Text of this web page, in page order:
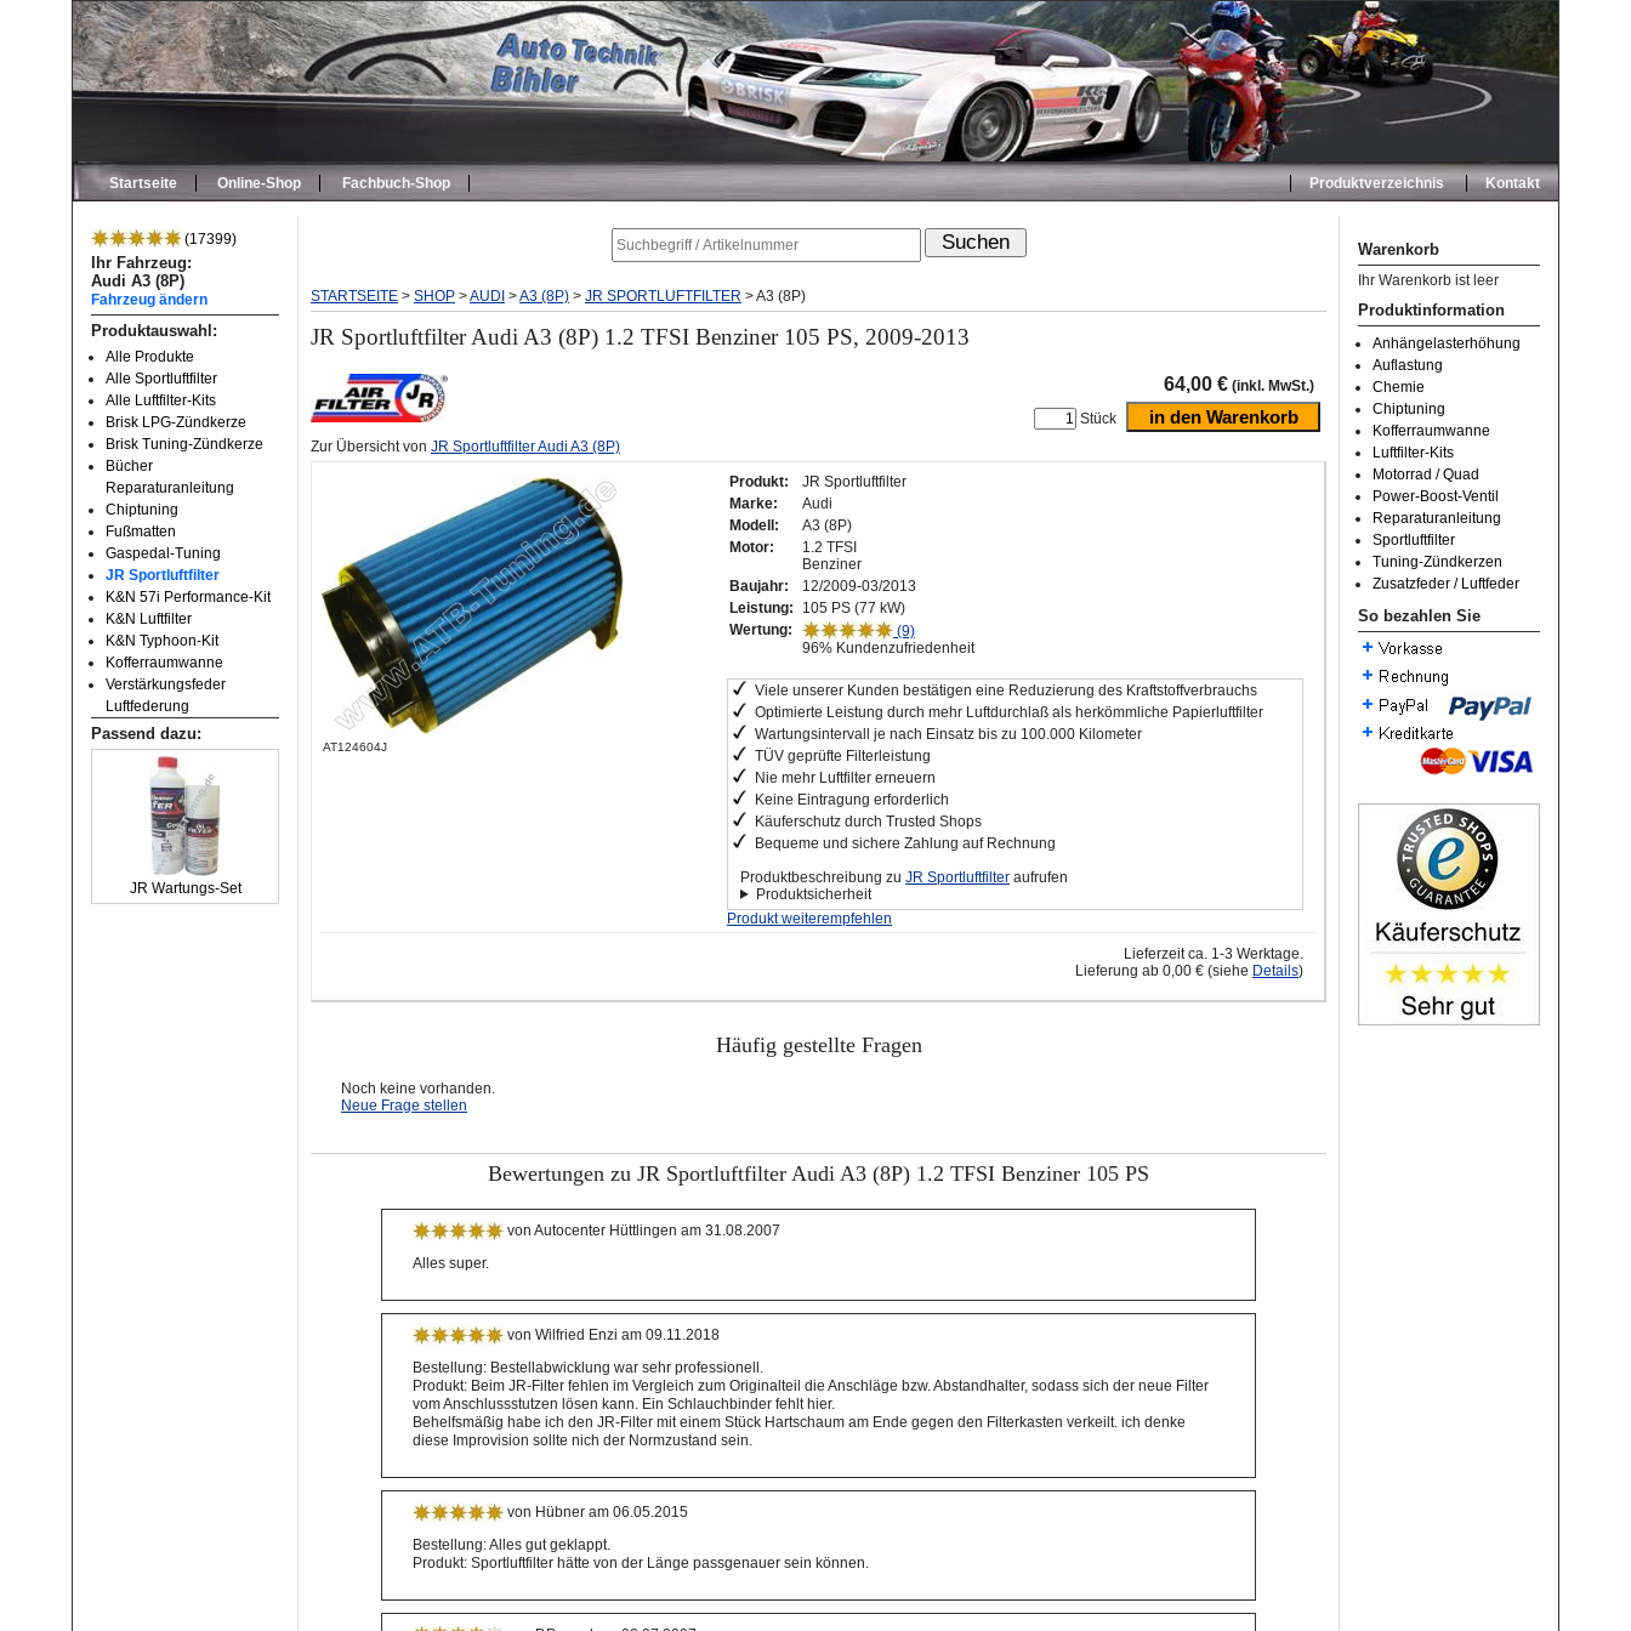
Startseite Online-Shop Fachbuch-Shop Produktverzeichnis Kontakt
(17399)
Ihr Fahrzeug:
Audi A3 (8P)
Fahrzeug ändern
Produktauswahl:
Alle Produkte
Alle Sportluftfilter
Alle Luftfilter-Kits
Brisk LPG-Zündkerze
Brisk Tuning-Zündkerze
Bücher
Reparaturanleitung
Chiptuning
Fußmatten
Gaspedal-Tuning
JR Sportluftfilter
K&N 57i Performance-Kit
K&N Luftfilter
K&N Typhoon-Kit
Kofferraumwanne
Verstärkungsfeder
Luftfederung
Passend dazu:
JR Wartungs-Set
Warenkorb
Ihr Warenkorb ist leer
Produktinformation
Anhängelasterhöhung
Auflastung
Chemie
Chiptuning
Kofferraumwanne
Luftfilter-Kits
Motorrad / Quad
Power-Boost-Ventil
Reparaturanleitung
Sportluftfilter
Tuning-Zündkerzen
Zusatzfeder / Luftfeder
So bezahlen Sie
STARTSEITE > SHOP >AUDI >A3 (8P) > JR SPORTLUFTFILTER >A3 (8P)
JR Sportluftfilter Audi A3 (8P) 1.2 TFSI Benziner 105 PS, 2009-2013
64,00 € (inkl. MwSt.)
Stück
Zur Übersicht von JR Sportluftfilter Audi A3 (8P)
AT124604J
Produkt:
JR Sportluftfilter
Marke:
Audi
Modell:
A3 (8P)
Motor:
1.2 TFSI
Benziner
Baujahr:
12/2009-03/2013
Leistung:
105 PS (77 kW)
Wertung:
(9)
96% Kundenzufriedenheit
Viele unserer Kunden bestätigen eine Reduzierung des Kraftstoffverbrauchs
Optimierte Leistung durch mehr Luftdurchlaß als herkömmliche Papierluftfilter
Wartungsintervall je nach Einsatz bis zu 100.000 Kilometer
TÜV geprüfte Filterleistung
Nie mehr Luftfilter erneuern
Keine Eintragung erforderlich
Käuferschutz durch Trusted Shops
Bequeme und sichere Zahlung auf Rechnung
Produktbeschreibung zu JR Sportluftfilter aufrufen
Produktsicherheit
Produkt weiterempfehlen
Lieferzeit ca. 1-3 Werktage.
Lieferung ab 0,00 € (siehe Details)
Häufig gestellte Fragen
Noch keine vorhanden.
Neue Frage stellen
Bewertungen zu JR Sportluftfilter Audi A3 (8P) 1.2 TFSI Benziner 105 PS
von Autocenter Hüttlingen am 31.08.2007
Alles super.
von Wilfried Enzi am 09.11.2018
Bestellung: Bestellabwicklung war sehr professionell.
Produkt: Beim JR-Filter fehlen im Vergleich zum Originalteil die Anschläge bzw. Abstandhalter, sodass sich der neue Filter
vom Anschlussstutzen lösen kann. Ein Schlauchbinder fehlt hier.
Behelfsmäßig habe ich den JR-Filter mit einem Stück Hartschaum am Ende gegen den Filterkasten verkeilt. ich denke
diese Improvision sollte nich der Normzustand sein.
von Hübner am 06.05.2015
Bestellung: Alles gut geklappt.
Produkt: Sportluftfilter hätte von der Länge passgenauer sein können.